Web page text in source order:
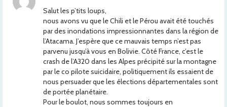
Salut les p’tits loups,
nous avons vu que le Chili et le Pérou avait été touchés
par des inondations impressionnantes dans la région de
l’Atacama. J’espère que ce mauvais temps n’est pas
parvenu jusqu’à vous en Bolivie. Côté France, c’est le
crash de l’A320 dans les Alpes précipité sur la montagne
par le co pilote suicidaire, politiquement ils essaient de
nous persuader que les élections départementales sont
de portée planétaire.
Pour le boulot, nous sommes toujours en